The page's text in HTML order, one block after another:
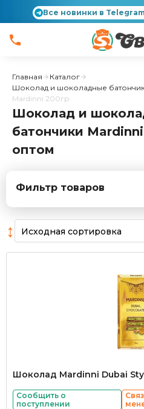
Все новинки в
Главная
Каталог
Шоколад и шоколадные
Mardinni 200гр
Шоколад и
батончики
оптом
Фильтр товаров
↕
Шоколад Mardinni Dubai
Сообщить о
поступлении